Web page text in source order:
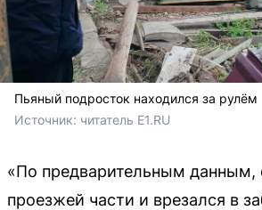
Пьяный подросток находился за рулём
Источник: читатель E1.RU
«По предварительным данным,
проезжей части и врезался в